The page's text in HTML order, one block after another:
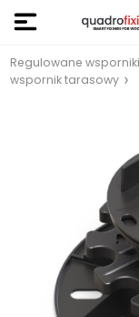
Regulowane
wspornik tarasowy